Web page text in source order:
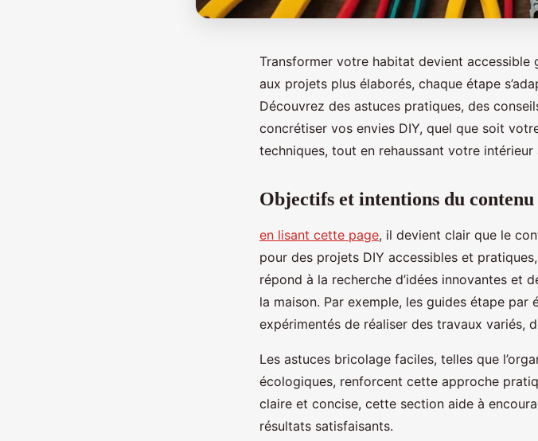
Transformer votre habitat devient accessible
aux projets plus élaborés, chaque étape
Découvrez des astuces pratiques, des
concrétiser vos envies DIY, quel que soit
techniques, tout en rehaussant votre
Objectifs et intentions du
en lisant cette page, il devient clair que le
pour des projets DIY accessibles et
répond à la recherche d’idées innovantes et
la maison. Par exemple, les guides étape
expérimentés de réaliser des travaux variés,
Les astuces bricolage faciles, telles que
écologiques, renforcent cette approche
claire et concise, cette section aide à
résultats satisfaisants.